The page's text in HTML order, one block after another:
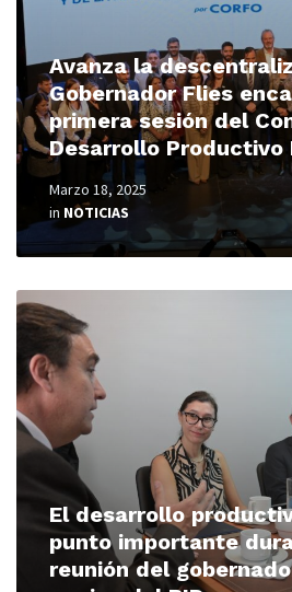
Avanza la
Gobernador Flies
primera sesión del
Desarrollo Productivo
Marzo 18, 2025
in NOTICIAS
El desarrollo
punto importante
reunión del
Read
More